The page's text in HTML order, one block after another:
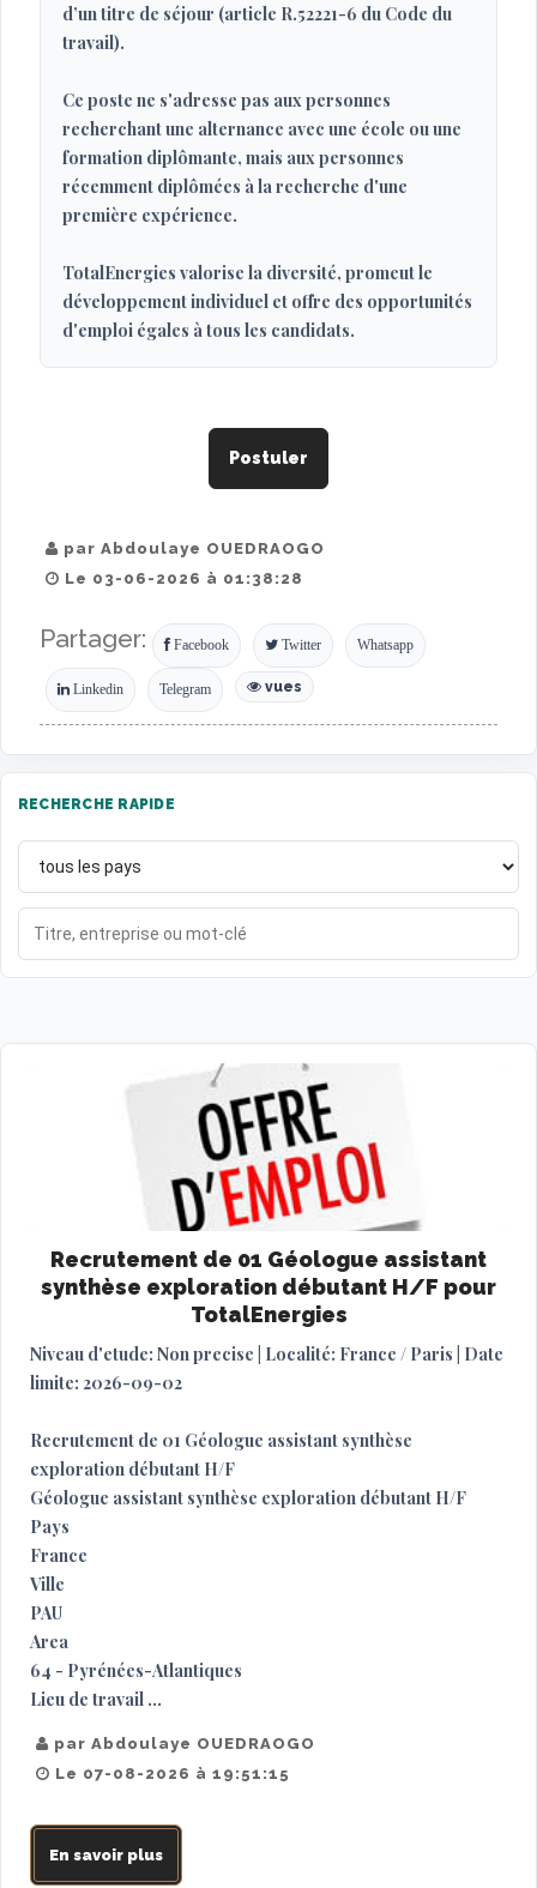
d’un titre de séjour (article R.52221-6 du Code du
travail).
Ce poste ne s'adresse pas aux personnes
recherchant une alternance avec une école ou une
formation diplômante, mais aux personnes
récemment diplômées à la recherche d'une
première expérience.
TotalEnergies valorise la diversité, promeut le
développement individuel et offre des opportunités
d'emploi égales à tous les candidats.
Postuler
par Abdoulaye OUEDRAOGO
Le 03-06-2026 à 01:38:28
Partager: Facebook Twitter Whatsapp
Linkedin Telegram vues
RECHERCHE RAPIDE
Recrutement de 01 Géologue assistant
synthèse exploration débutant H/F pour
TotalEnergies
Niveau d'etude: Non precise | Localité: France / Paris | Date
limite: 2026-09-02
Recrutement de 01 Géologue assistant synthèse
exploration débutant H/F
Géologue assistant synthèse exploration débutant H/F
Pays
France
Ville
PAU
Area
64 - Pyrénées-Atlantiques
Lieu de travail ...
par Abdoulaye OUEDRAOGO
Le 07-08-2026 à 19:51:15
En savoir plus